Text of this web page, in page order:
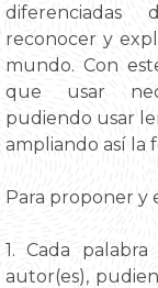
diferenciadas
reconocer y
mundo. Con
que usar
pudiendo usar
ampliando así la
Para proponer y
1. Cada
autor(es),